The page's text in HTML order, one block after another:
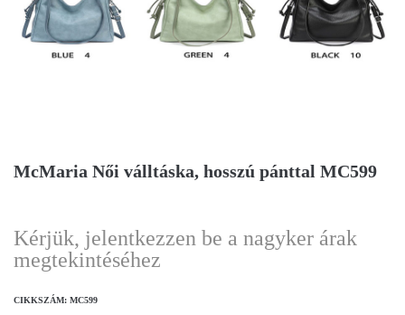
McMaria Női válltáska, hosszú pánttal MC599
Kérjük, jelentkezzen be a nagyker árak
megtekintéséhez
CIKKSZÁM: MC599